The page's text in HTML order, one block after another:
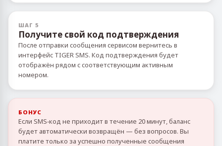
ШАГ 5
Получите свой код подтверждения
После отправки сообщения сервисом вернитесь в
интерфейс TIGER SMS. Код подтверждения будет
отображён рядом с соответствующим активным
номером.
БОНУС
Если SMS‑код не приходит в течение 20 минут, баланс
будет автоматически возвращён — без вопросов. Вы
платите только за успешно полученные сообщения